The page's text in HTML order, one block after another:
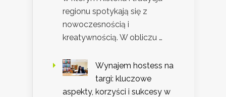
regionu spotykają się z
nowoczesnością i
kreatywnością. W obliczu …
Wynajem hostess na
targi: kluczowe
aspekty, korzyści i sukcesy w